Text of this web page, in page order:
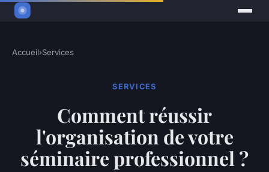
Accueil›Services
SERVICES
Comment réussir
l'organisation de votre
séminaire professionnel ?